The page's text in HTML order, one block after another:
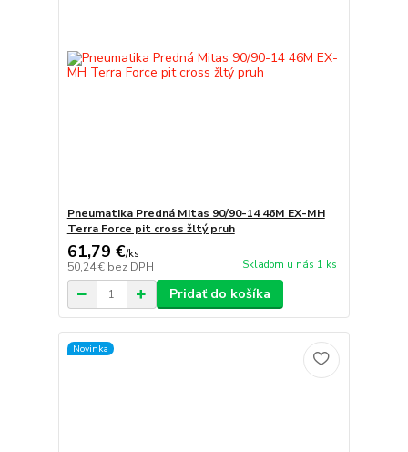
Pneumatika Predná Mitas 90/90-14 46M EX-MH
Terra Force pit cross žltý pruh
61,79 €/ks
50,24 € bez DPH Skladom u nás 1 ks
Pridať do košíka
Novinka